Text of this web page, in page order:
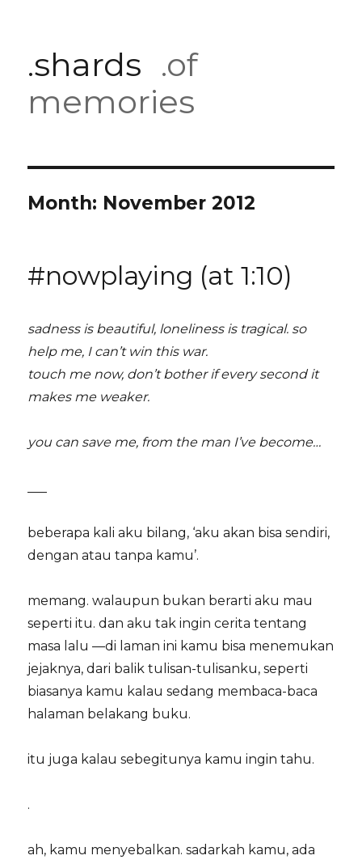
.shards .of
memories
Month: November 2012
#nowplaying (at 1:10)
sadness is beautiful, loneliness is tragical. so
help me, I can’t win this war.
touch me now, don’t bother if every second it
makes me weaker.
you can save me, from the man I’ve become…
beberapa kali aku bilang, ‘aku akan bisa sendiri,
dengan atau tanpa kamu’.
memang. walaupun bukan berarti aku mau
seperti itu. dan aku tak ingin cerita tentang
masa lalu —di laman ini kamu bisa menemukan
jejaknya, dari balik tulisan-tulisanku, seperti
biasanya kamu kalau sedang membaca-baca
halaman belakang buku.
itu juga kalau sebegitunya kamu ingin tahu.
.
ah, kamu menyebalkan. sadarkah kamu, ada